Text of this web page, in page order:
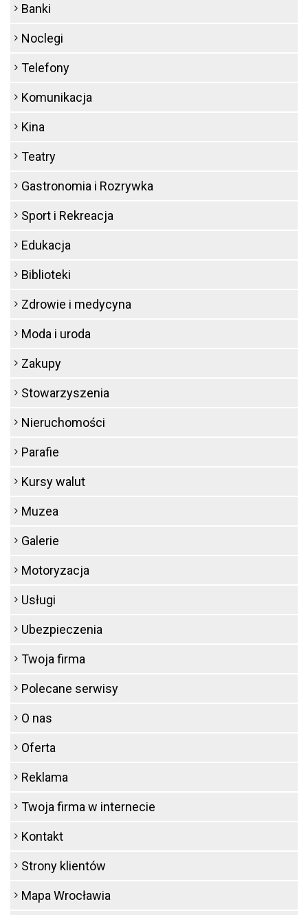
Banki
Noclegi
Telefony
Komunikacja
Kina
Teatry
Gastronomia i Rozrywka
Sport i Rekreacja
Edukacja
Biblioteki
Zdrowie i medycyna
Moda i uroda
Zakupy
Stowarzyszenia
Nieruchomości
Parafie
Kursy walut
Muzea
Galerie
Motoryzacja
Usługi
Ubezpieczenia
Twoja firma
Polecane serwisy
O nas
Oferta
Reklama
Twoja firma w internecie
Kontakt
Strony klientów
Mapa Wrocławia